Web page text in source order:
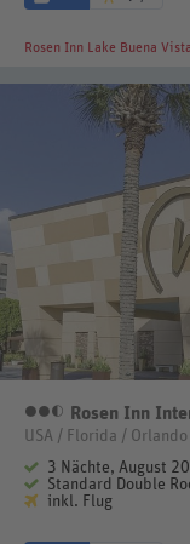
Rosen Inn Lake Buena Vista
2,5 Sterne
Rosen Inn
USA / Florida / Orlando
3 Nächte, August
Standard Double
inkl. Flug